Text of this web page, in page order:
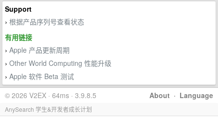
Support
› 根据产品序列号查看状态
有用链接
› Apple 产品更新周期
› Other World Computing 性能升级
› Apple 软件 Beta 测试
About · Language
© 2026 V2EX · 64ms · 3.9.8.5
AnySearch 学生&开发者成长计划